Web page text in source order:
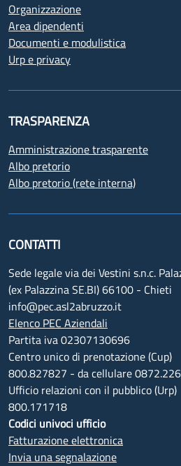
Organizzazione
Area dipendenti
Documenti e modulistica
Urp e privacy
TRASPARENZA
Amministrazione trasparente
Albo pretorio
Albo pretorio (rete interna)
CONTATTI
Sede legale via dei Vestini s.n.c.
(ex Palazzina SE.BI) 66100 - Chieti
info@pec.asl2abruzzo.it
Elenco PEC Aziendali
Partita iva 02307130696
Centro unico di prenotazione (Cup)
800.827827 - da cellulare 0872.226
Ufficio relazioni con il pubblico (Urp)
800.171718
Codici univoci ufficio
Fatturazione elettronica
Invia una segnalazione